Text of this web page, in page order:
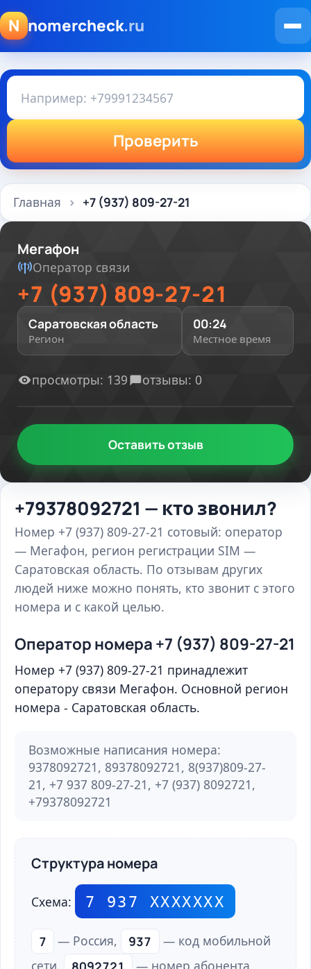
N nomercheck.ru
Проверить
Главная +7 (937) 809-27-21
просмотры: 139 отзывы: 0
Мегафон
Оператор связи
+7 (937) 809-27-21
Саратовская область
Регион
00:24
Местное время
Оставить отзыв
+79378092721 — кто звонил?
Номер +7 (937) 809-27-21 сотовый: оператор
— Мегафон, регион регистрации SIM —
Саратовская область. По отзывам других
людей ниже можно понять, кто звонит с этого
номера и с какой целью.
Оператор номера +7 (937) 809-27-21
Номер +7 (937) 809-27-21 принадлежит
оператору связи Мегафон. Основной регион
номера - Саратовская область.
Возможные написания номера:
9378092721, 89378092721, 8(937)809-27-
21, +7 937 809-27-21, +7 (937) 8092721,
+79378092721
Структура номера
Схема: 7 937 ХХХХХХХ
7 — Россия, 937
— код мобильной